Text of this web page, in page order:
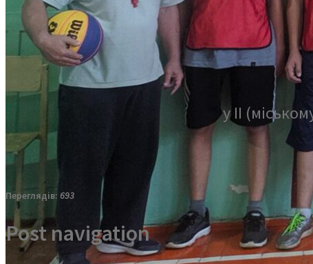
у ІІ
Переглядів: 693
Post navigation